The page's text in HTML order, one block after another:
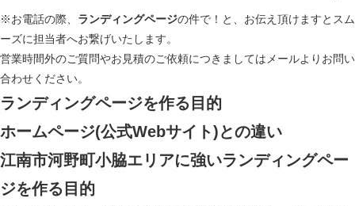
※お電話の際、 ランディングページの件で！と、お伝え頂けますとスム
ーズに担当者へお繋げいたします。
営業時間外のご質問やお見積のご依頼につきましてはメールよりお問い
合わせください。
ランディングページを作る目的
ホームページ(公式Webサイト)との違い
江南市河野町小脇エリアに強いランディングペー
ジを作る目的